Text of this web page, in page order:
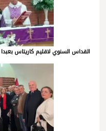
القداس السنوي لاقليم كاريتاس بعبدا